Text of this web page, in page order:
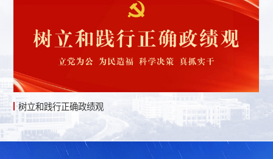
树立和践行正确政绩观